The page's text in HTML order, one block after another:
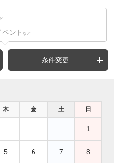
ント など
条件変更
木 金 土 日
1
5 6 7 8